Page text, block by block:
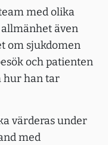
med olika
även
om sjukdomen
och patienten
hur han tar
värderas under
med